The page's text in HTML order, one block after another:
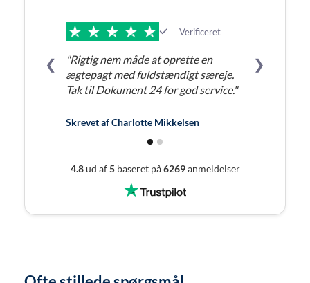
❮ ❯
Verificeret
"Rigtig nem måde at oprette en
ægtepagt med fuldstændigt særeje.
Tak til Dokument 24 for god service."
Skrevet afCharlotte Mikkelsen
4.8ud af5baseret på6269anmeldelser